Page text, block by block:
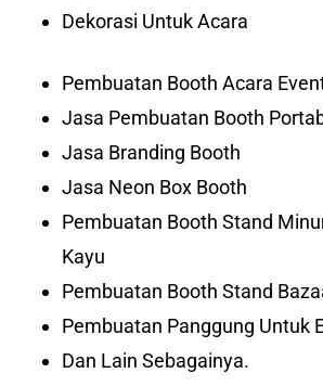
Dekorasi Untuk Acara
Pembuatan Booth Acara
Jasa Pembuatan Booth
Jasa Branding Booth
Jasa Neon Box Booth
Pembuatan Booth Stand
Kayu
Pembuatan Booth Stand
Pembuatan Panggung Untuk
Dan Lain Sebagainya.